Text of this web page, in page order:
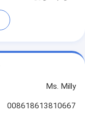
Ms. Milly
008618613810667